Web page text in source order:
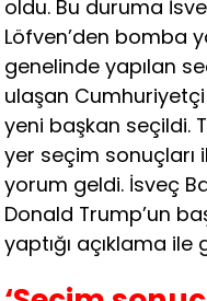
oldu. Bu duruma
Löfven’den bomba
genelinde yapılan
ulaşan
yeni başkan seçildi.
yer seçim sonuçları
yorum geldi. İsveç
Donald Trump’un
yaptığı açıklama